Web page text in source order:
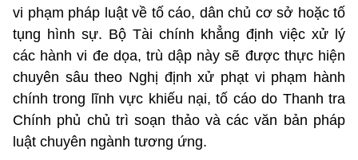
vi phạm pháp luật về tố cáo, dân chủ cơ sở hoặc tố
tụng hình sự. Bộ Tài chính khẳng định việc xử lý
các hành vi đe dọa, trù dập này sẽ được thực hiện
chuyên sâu theo Nghị định xử phạt vi phạm hành
chính trong lĩnh vực khiếu nại, tố cáo do Thanh tra
Chính phủ chủ trì soạn thảo và các văn bản pháp
luật chuyên ngành tương ứng.